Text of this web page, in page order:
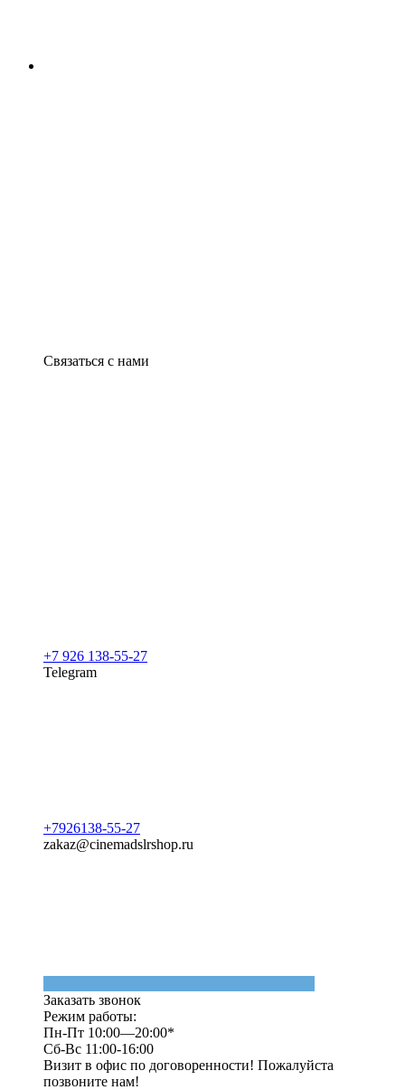
Связаться с нами
+7 926 138-55-27
Telegram
+7926138-55-27
zakaz@cinemadslrshop.ru
Заказать звонок
Режим работы:
Пн-Пт 10:00—20:00*
Сб-Вс 11:00-16:00
Визит в офис по договоренности! Пожалуйста
позвоните нам!